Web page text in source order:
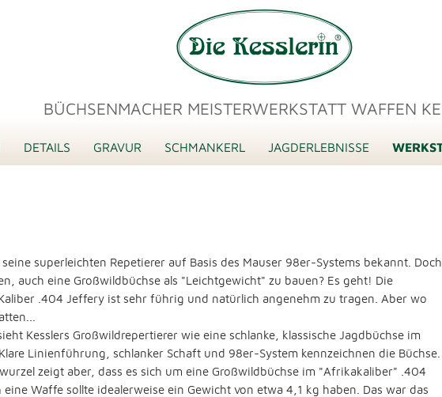
superleichten Repetierer auf Basis des Mauser 98er-Systems bekannt. Doch
auch eine Großwildbüchse als "Leichtgewicht" zu bauen? Es geht! Die
.404 Jeffery ist sehr führig und natürlich angenehm zu tragen. Aber wo
Kesslers Großwildrepertierer wie eine schlanke, klassische Jagdbüchse im
Linienführung, schlanker Schaft und 98er-System kennzeichnen die Büchse.
zeigt aber, dass es sich um eine Großwildbüchse im "Afrikakaliber" .404
Waffe sollte idealerweise ein Gewicht von etwa 4,1 kg haben. Das war das
BÜCHSENMACHER MEISTERWERKSTATT WAFFEN
DETAILS GRAVUR SCHMANKERL JAGDERLEBNISSE